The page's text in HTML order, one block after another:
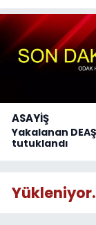
ASAYİŞ
Yakalanan
tutuklandı